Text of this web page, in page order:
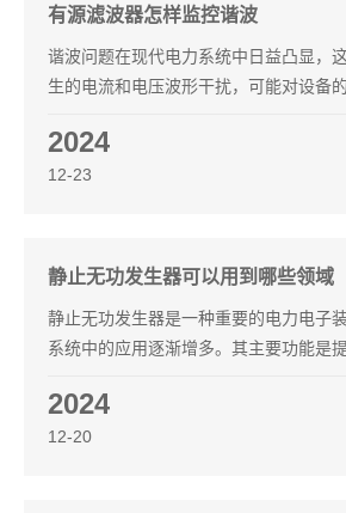
有源滤波器怎样监控谐波
谐波问题在现代电力系统中日益凸显，
生的电流和电压波形干扰，可能对设备
2024
12-23
静止无功发生器可以用到哪些领域
静止无功发生器是一种重要的电力电子
系统中的应用逐渐增多。其主要功能是
2024
12-20